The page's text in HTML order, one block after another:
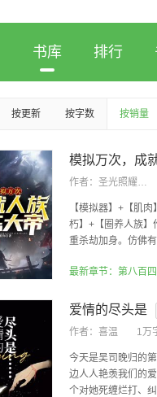
书库 排行
按更新 按字数 按销量
作者： 圣光照耀着你
【模拟器】+【肌
朽】+【圈养人族】
重杀劫加身。仿佛
最新章节：第八百
爱情的尽头是
作者： 喜温 1万
今天是吴司晚归的
边人人艳羡我们的
个对她死缠烂打、